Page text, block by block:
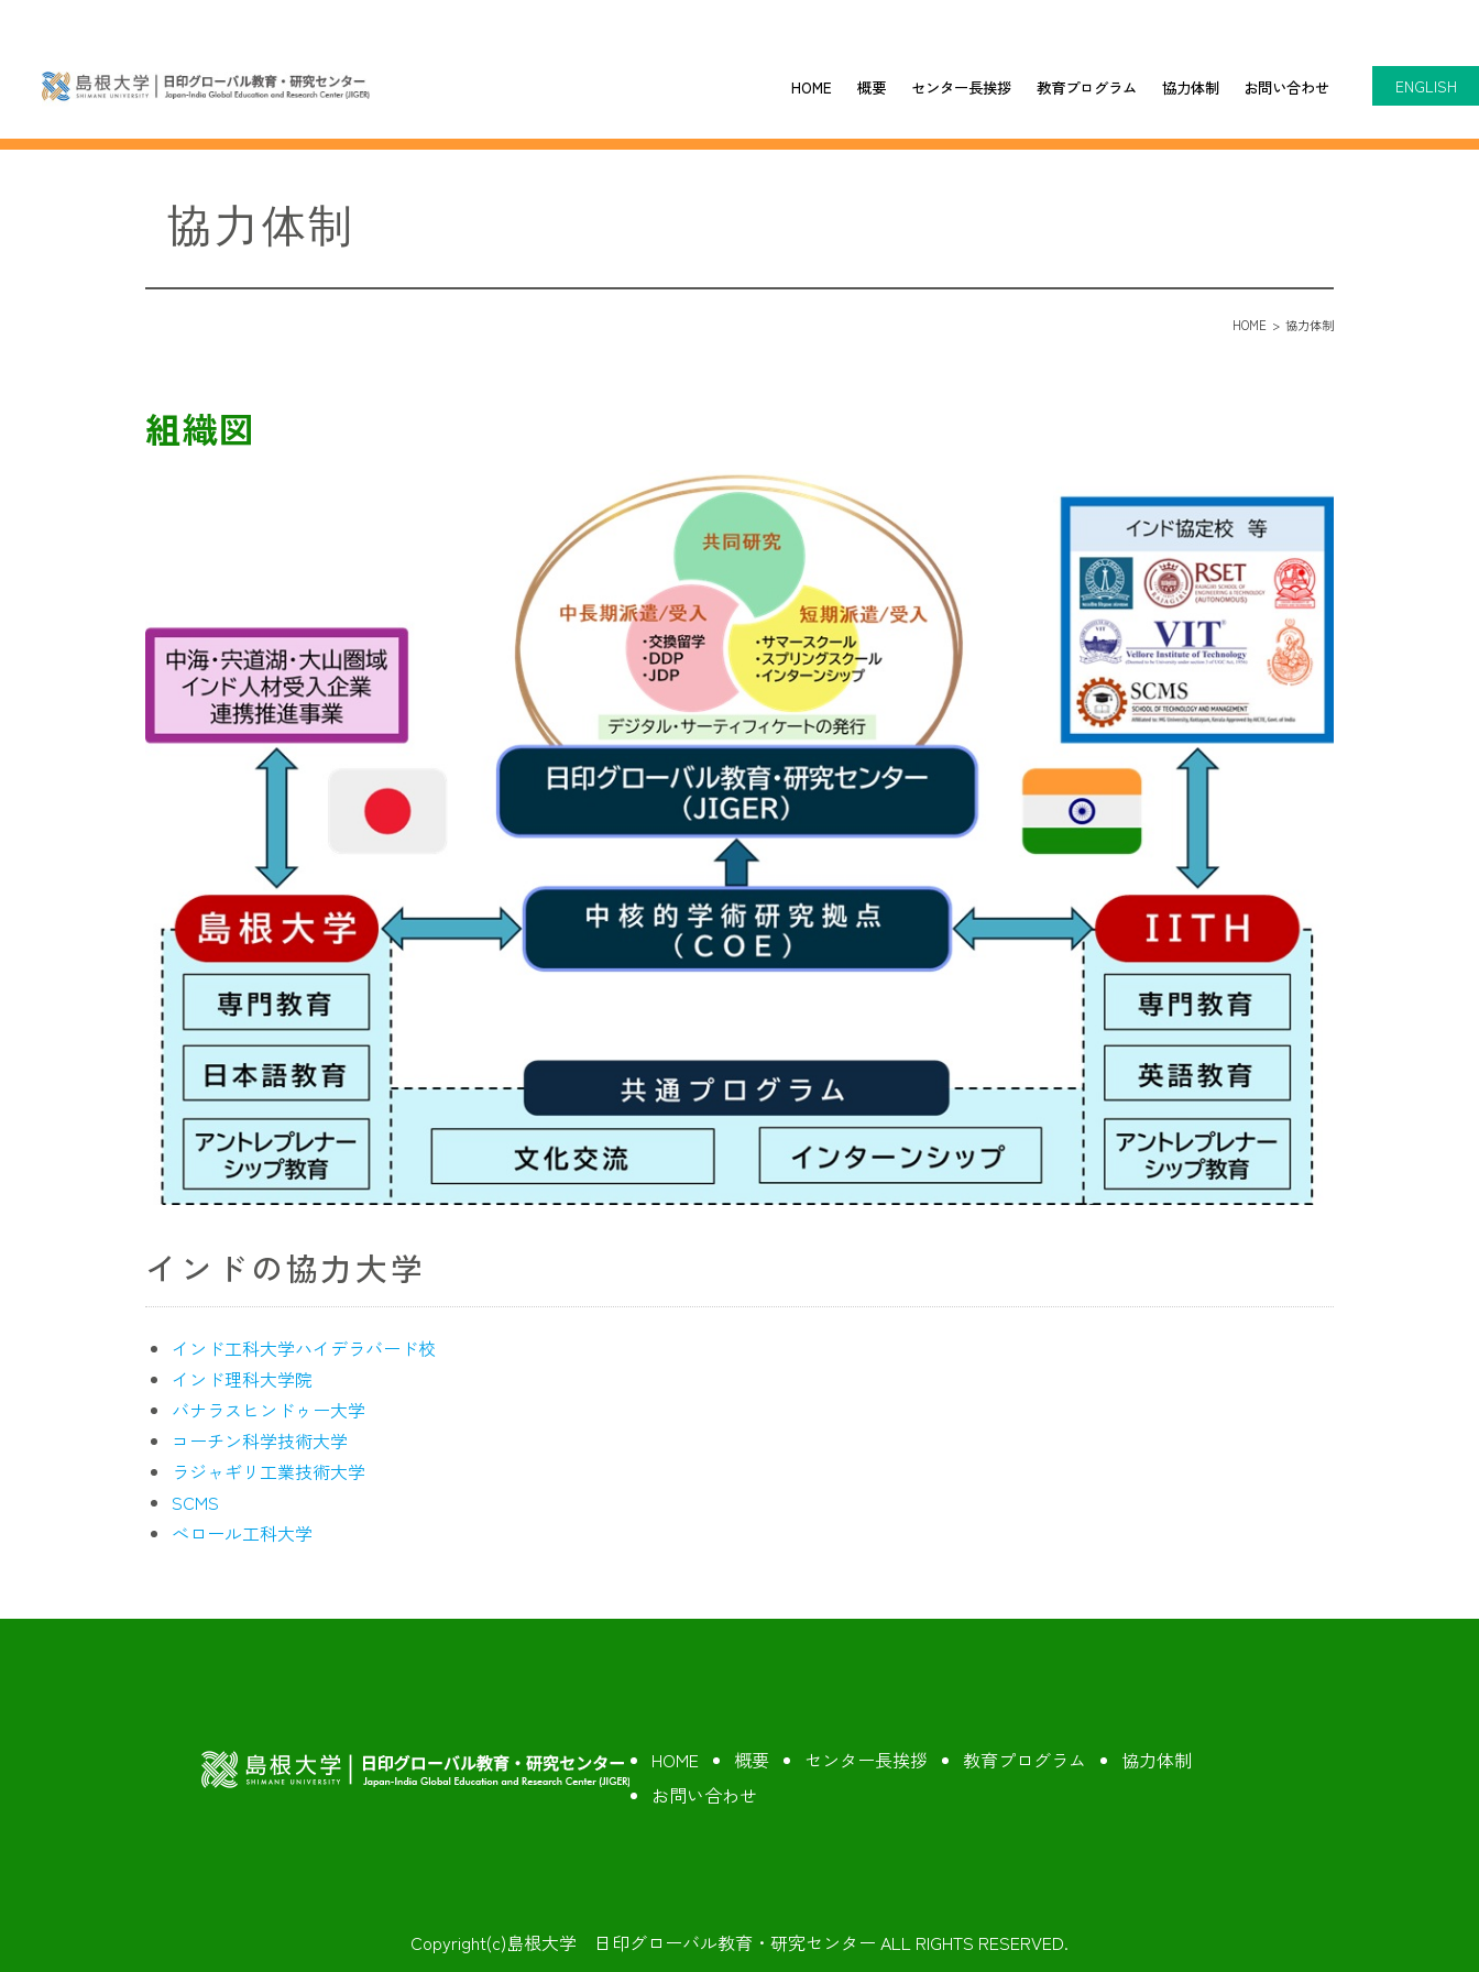
HOME 概要 センター長挨拶 教育プログラム 協力体制 お問い合わせ ENGLISH
協力体制
HOME 協力体制
組織図
インドの協力大学
インド工科大学ハイデラバード校
インド理科大学院
バナラスヒンドゥー大学
コーチン科学技術大学
ラジャギリ工業技術大学
SCMS
べロール工科大学
HOME 概要 センター長挨拶 教育プログラム
協力体制
お問い合わせ
Copyright(c)島根大学 日印グローバル教育・研究センター ALL RIGHTS RESERVED.